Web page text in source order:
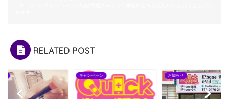
RELATED POST
キャンペーン お知らせ